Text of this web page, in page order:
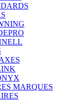
MARQUES